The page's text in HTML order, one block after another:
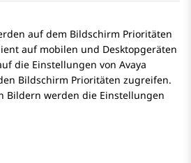
auf dem Bildschirm Prioritäten
auf mobilen und Desktopgeräten
die Einstellungen von Avaya
Bildschirm Prioritäten zugreifen.
Bildern werden die Einstellungen